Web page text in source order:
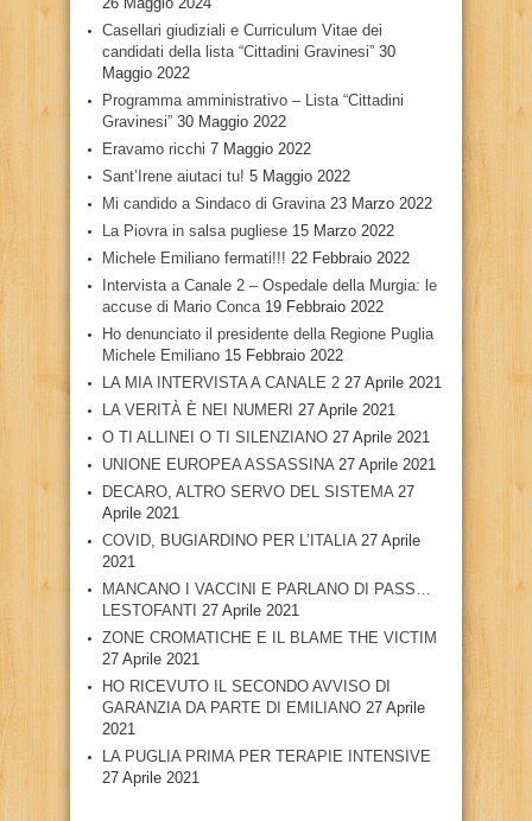
Casellari giudiziali e Curriculum Vitae dei
candidati della lista “Cittadini Gravinesi” 30
Maggio 2022
Programma amministrativo – Lista “Cittadini
Gravinesi” 30 Maggio 2022
Eravamo ricchi 7 Maggio 2022
Sant’Irene aiutaci tu! 5 Maggio 2022
Mi candido a Sindaco di Gravina 23 Marzo 2022
La Piovra in salsa pugliese 15 Marzo 2022
Michele Emiliano fermati!!! 22 Febbraio 2022
Intervista a Canale 2 – Ospedale della Murgia: le
accuse di Mario Conca 19 Febbraio 2022
Ho denunciato il presidente della Regione Puglia
Michele Emiliano 15 Febbraio 2022
LA MIA INTERVISTA A CANALE 2 27 Aprile 2021
LA VERITÀ È NEI NUMERI 27 Aprile 2021
O TI ALLINEI O TI SILENZIANO 27 Aprile 2021
UNIONE EUROPEA ASSASSINA 27 Aprile 2021
DECARO, ALTRO SERVO DEL SISTEMA 27
Aprile 2021
COVID, BUGIARDINO PER L’ITALIA 27 Aprile
2021
MANCANO I VACCINI E PARLANO DI PASS…
LESTOFANTI 27 Aprile 2021
ZONE CROMATICHE E IL BLAME THE VICTIM
27 Aprile 2021
HO RICEVUTO IL SECONDO AVVISO DI
GARANZIA DA PARTE DI EMILIANO 27 Aprile
2021
LA PUGLIA PRIMA PER TERAPIE INTENSIVE
27 Aprile 2021